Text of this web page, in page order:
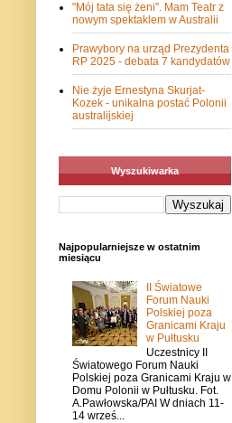
"Mój tata się żeni". Mam Teatr z
nowym spektaklem w Australii
Prawybory na urząd Prezydenta
RP 2025 - debata 7 kandydatów
Nie żyje Ernestyna Skurjat-
Kozek - unikalna postać Polonii
australijskiej
Wyszukiwarka
Najpopularniejsze w ostatnim
miesiącu
II Światowe
Forum Nauki
Polskiej poza
Granicami Kraju
w Pułtusku
Uczestnicy II
Światowego Forum Nauki
Polskiej poza Granicami Kraju w
Domu Polonii w Pułtusku. Fot.
A.Pawłowska/PAI W dniach 11-
14 wrześ...